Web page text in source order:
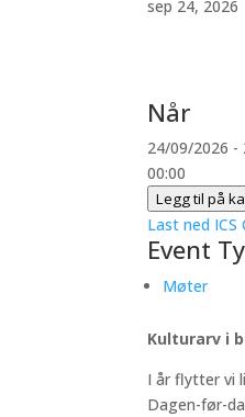
sep 24, 2026
Når
24/09/2026
00:00
Legg til på
Last ned ICS
Event
Møter
Kulturarv i
I år flytter vi
Dagen-før-